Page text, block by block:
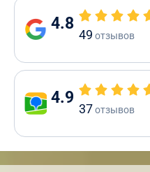
4.8
49 отзывов
4.9
37отзывов